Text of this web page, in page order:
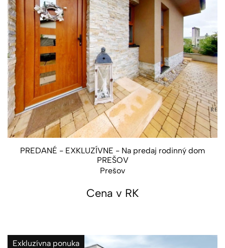
PREDANÉ - EXKLUZÍVNE - Na predaj rodinný dom
PREŠOV
Prešov
Cena v RK
Exkluzívna ponuka